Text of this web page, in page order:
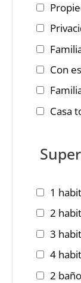
Con
Casa
1
2
3
4
2